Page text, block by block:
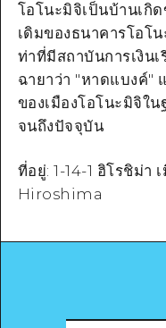
Google Maps
ดูรายละเ
โอโนะมิจิเป็นบ้านเกิ
เดิมของธนาคารโอโ
ท่าที่มีสถาบันการเงิน
ฉายาว่า "หาดแบงค์"
ของเมืองโอโนะมิจิใ
จนถึงปัจจุบัน
ที่อยู่: 1-14-1 ฮิโรชิม่
Hiroshima